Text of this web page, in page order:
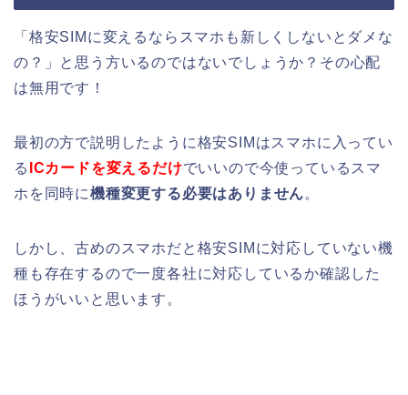
「格安SIMに変えるならスマホも新しくしないとダメな
の？」と思う方いるのではないでしょうか？その心配
は無用です！
最初の方で説明したように格安SIMはスマホに入ってい
る ICカードを変えるだけでいいので今使っているスマ
ホを同時に機種変更する必要はありません。
しかし、古めのスマホだと格安SIMに対応していない機
種も存在するので一度各社に対応しているか確認した
ほうがいいと思います。